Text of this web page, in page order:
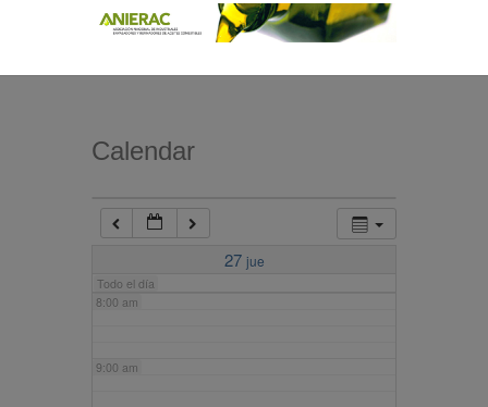
Calendar
27 jue
Todo el día
7:00 am
8:00 am
9:00 am